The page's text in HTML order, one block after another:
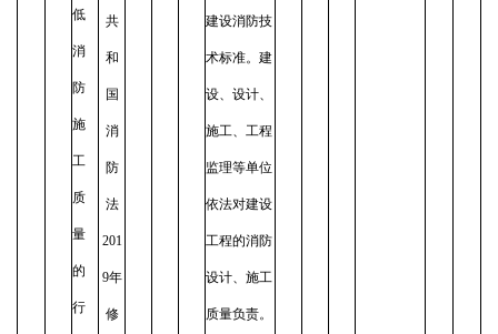
低
消
防
施
工
质
量
的
行
共
和
国
消
防
法
201
9年
修
建设消防技
术标准。建
设、设计、
施工、工程
监理等单位
依法对建设
工程的消防
设计、施工
质量负责。